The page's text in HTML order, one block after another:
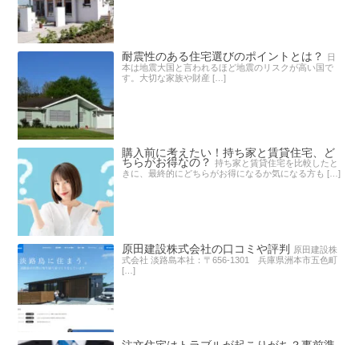
耐震性のある住宅選びのポイントとは？
日
本は地震大国と言われるほど地震のリスクが高い国で
す。大切な家族や財産 […]
購入前に考えたい！持ち家と賃貸住宅、ど
ちらがお得なの？ 持ち家と賃貸住宅を比較したと
きに、最終的にどちらがお得になるか気になる方も […]
原田建設株式会社の口コミや評判 原田建設株
式会社 淡路島本社：〒656-1301 兵庫県洲本市五色町
[…]